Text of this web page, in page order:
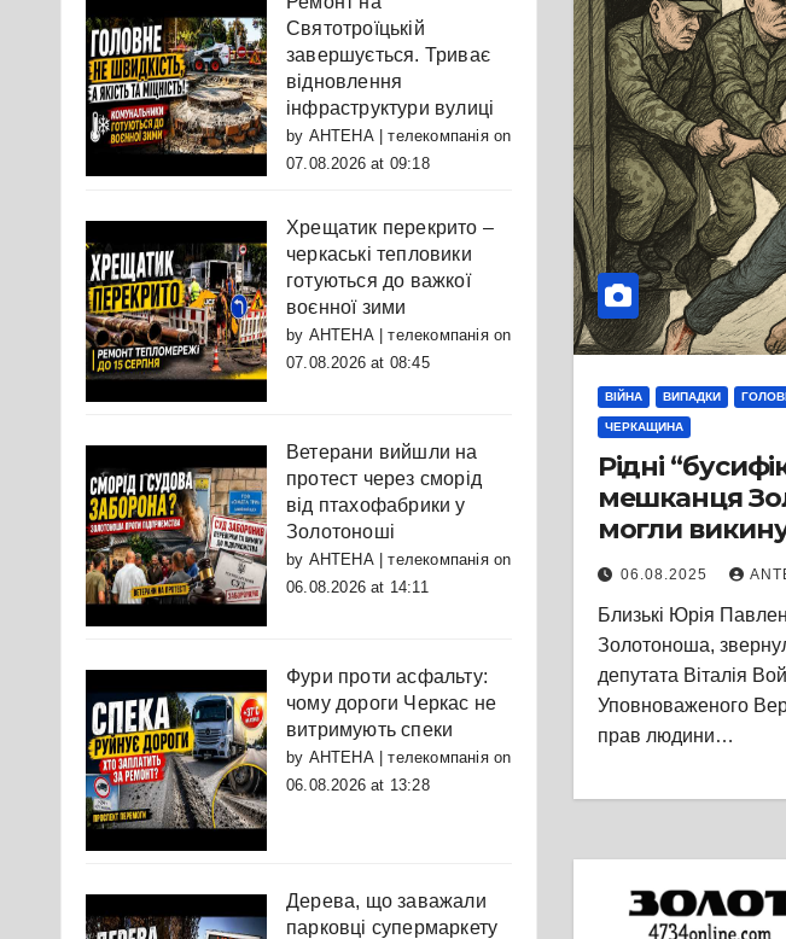
Святотроїцькій
завершується. Триває
відновлення
інфраструктури вулиці
by АНТЕНА | телекомпаніяon
07.08.2026 at 09:18
Хрещатик перекрито –
черкаські тепловики
готуються до важкої
воєнної зими
by АНТЕНА | телекомпаніяon
07.08.2026 at 08:45
Ветерани вийшли на
протест через сморід
від птахофабрики у
Золотоноші
by АНТЕНА | телекомпаніяon
06.08.2026 at 14:11
Фури проти асфальту:
чому дороги Черкас не
витримують спеки
by АНТЕНА | телекомпаніяon
06.08.2026 at 13:28
Дерева, що заважали
парковці супермаркету
ВІЙНА ВИПАДКИ
ЧЕРКАЩИНА
Рідні
мешканця
могли
вимагають
розслідування
06.08.2025
Близькі Юрія
Золотоноша,
депутата Віталія
Уповноваженого
прав людини…